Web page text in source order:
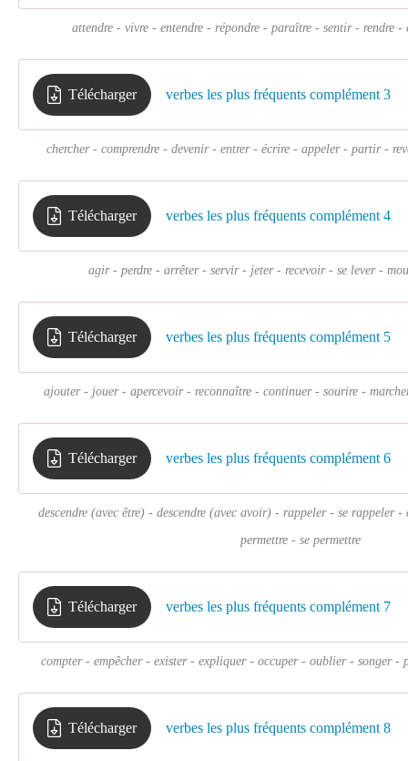
attendre - vivre - entendre - répondre - paraître - sentir - rendre -
Télécharger verbes les plus fréquents complément 3
chercher - comprendre - devenir - entrer - écrire - appeler - partir -
Télécharger verbes les plus fréquents complément 4
agir - perdre - arrêter - servir - jeter - recevoir - se lever -
Télécharger verbes les plus fréquents complément 5
ajouter - jouer - apercevoir - reconnaître - continuer - sourire -
Télécharger verbes les plus fréquents complément 6
descendre (avec être) - descendre (avec avoir) - rappeler - se
permettre - se permettre
Télécharger verbes les plus fréquents complément 7
compter - empêcher - exister - expliquer - occuper - oublier - songer -
Télécharger verbes les plus fréquents complément 8